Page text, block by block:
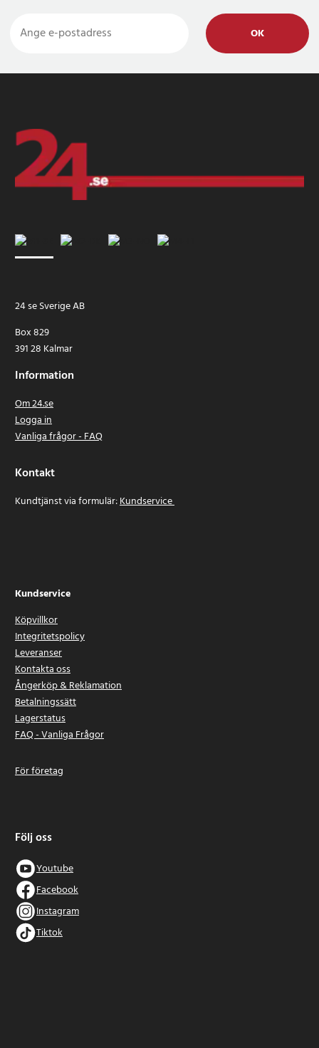
OK
24 se Sverige AB
Box 829
391 28 Kalmar
Information
Om 24.se
Logga in
Vanliga frågor - FAQ
Kontakt
Kundtjänst via formulär:Kundservice
Kundservice
Köpvillkor
Integritetspolicy
Leveranser
Kontakta oss
Ångerköp & Reklamation
Betalningssätt
Lagerstatus
FAQ - Vanliga Frågor
För företag
Följ oss
Youtube
Facebook
Instagram
Tiktok